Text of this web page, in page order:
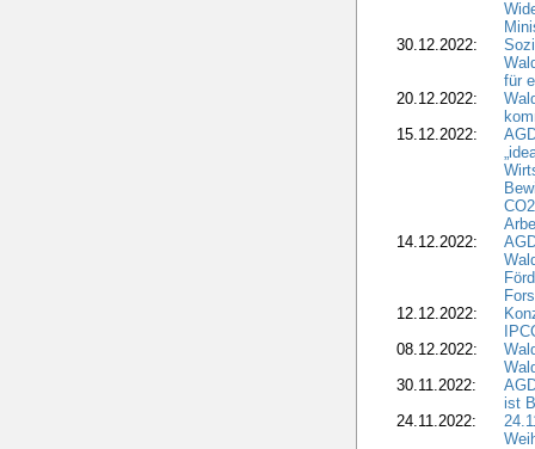
30.12.2022:
für
20.12.2022:
15.12.2022:
14.12.2022:
12.12.2022:
08.12.2022:
30.11.2022:
ist
24.11.2022: